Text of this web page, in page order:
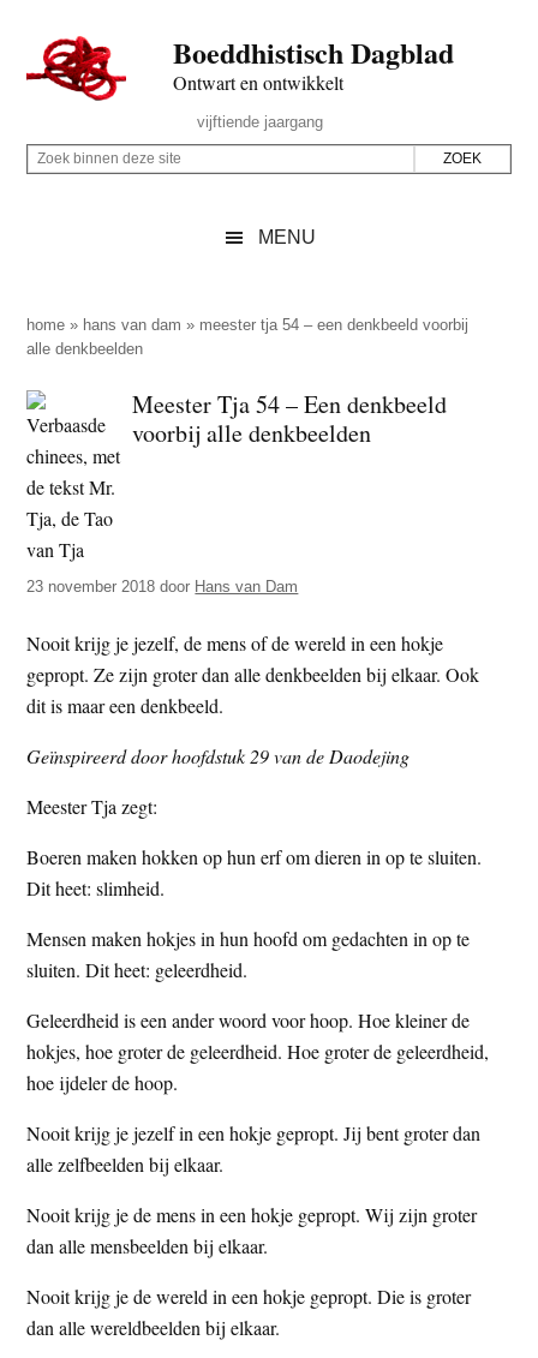
naar
de
inhoud
secondary
naar
de
sidebar
naar
de
Boeddhistisch Dagblad
Ontwart en ontwikkelt
Rechts
vijftiende jaargang
Z
p
d
e
z
e
s
i
t
e
Z
i
n
e
n
d
e
z
e
s
t
e
MENU
home » hans van dam » meester tja 54 – een denkbeeld voorbij
alle denkbeelden
Meester Tja 54 – Een denkbeeld
voorbij alle denkbeelden
23 november 2018 door Hans van Dam
Nooit krijg je jezelf, de mens of de wereld in een hokje
gepropt. Ze zijn groter dan alle denkbeelden bij elkaar. Ook
dit is maar een denkbeeld.
Geïnspireerd door hoofdstuk 29 van de Daodejing
Meester Tja zegt:
Boeren maken hokken op hun erf om dieren in op te sluiten.
Dit heet: slimheid.
Mensen maken hokjes in hun hoofd om gedachten in op te
sluiten. Dit heet: geleerdheid.
Geleerdheid is een ander woord voor hoop. Hoe kleiner de
hokjes, hoe groter de geleerdheid. Hoe groter de geleerdheid,
hoe ijdeler de hoop.
Nooit krijg je jezelf in een hokje gepropt. Jij bent groter dan
alle zelfbeelden bij elkaar.
Nooit krijg je de mens in een hokje gepropt. Wij zijn groter
dan alle mensbeelden bij elkaar.
Nooit krijg je de wereld in een hokje gepropt. Die is groter
dan alle wereldbeelden bij elkaar.